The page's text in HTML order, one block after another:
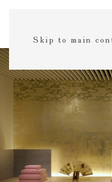
Skip to main